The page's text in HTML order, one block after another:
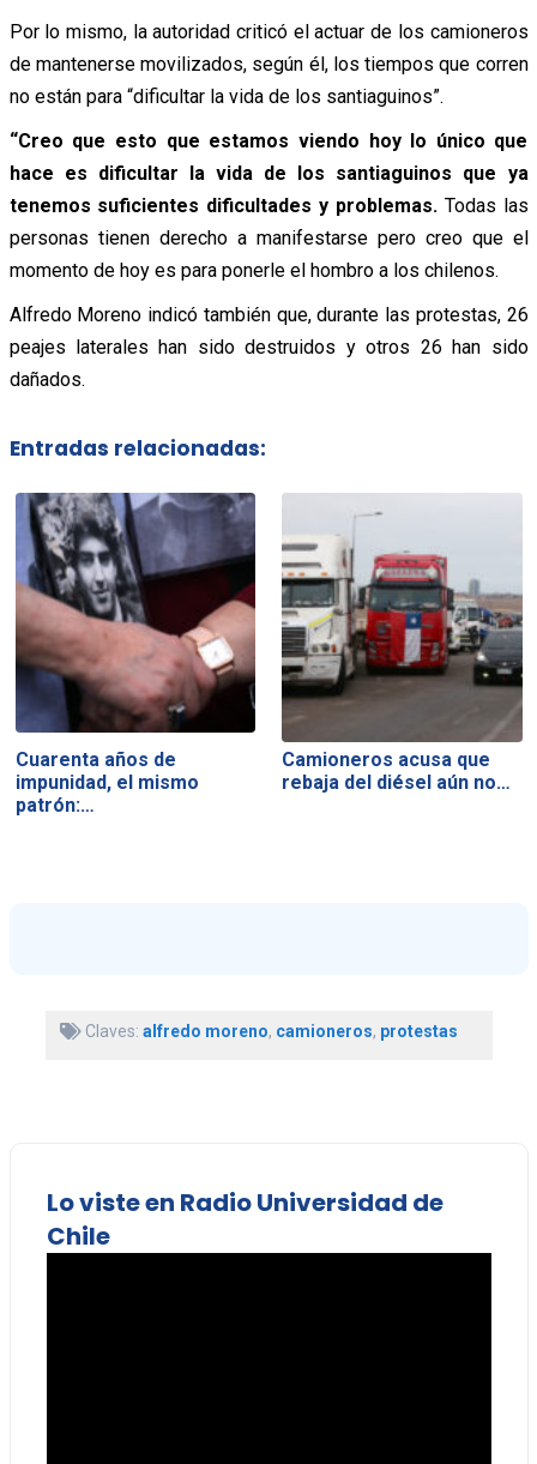
Por lo mismo, la autoridad criticó el actuar de los camioneros
de mantenerse movilizados, según él, los tiempos que corren
no están para “dificultar la vida de los santiaguinos”.
“Creo que esto que estamos viendo hoy lo único que
hace es dificultar la vida de los santiaguinos que ya
tenemos suficientes dificultades y problemas. Todas las
personas tienen derecho a manifestarse pero creo que el
momento de hoy es para ponerle el hombro a los chilenos.
Alfredo Moreno indicó también que, durante las protestas, 26
peajes laterales han sido destruidos y otros 26 han sido
dañados.
Entradas relacionadas:
Cuarenta años de
impunidad, el mismo
patrón:…
Camioneros acusa que
rebaja del diésel aún no…
Claves: alfredo moreno, camioneros, protestas
Lo viste en Radio Universidad de
Chile